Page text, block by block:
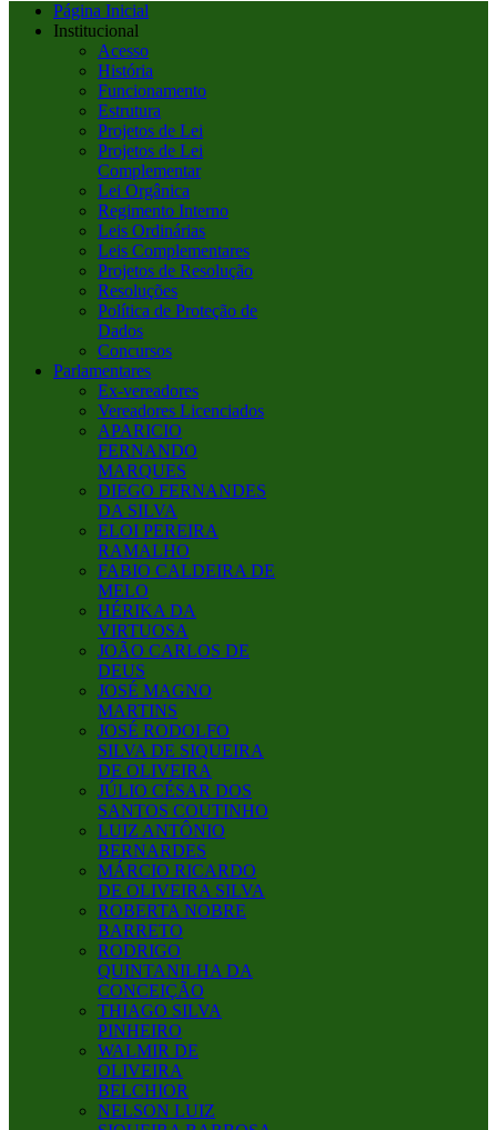
Página Inicial
Institucional
Acesso
História
Funcionamento
Estrutura
Projetos de Lei
Projetos de Lei
Complementar
Lei Orgânica
Regimento Interno
Leis Ordinárias
Leis Complementares
Projetos de Resolução
Resoluções
Política de Proteção de
Dados
Concursos
Parlamentares
Ex-vereadores
Vereadores Licenciados
APARICIO
FERNANDO
MARQUES
DIEGO FERNANDES
DA SILVA
ELOI PEREIRA
RAMALHO
FABIO CALDEIRA DE
MELO
HÉRIKA DA
VIRTUOSA
JOÃO CARLOS DE
DEUS
JOSÉ MAGNO
MARTINS
JOSÉ RODOLFO
SILVA DE SIQUEIRA
DE OLIVEIRA
JÚLIO CÉSAR DOS
SANTOS COUTINHO
LUIZ ANTÔNIO
BERNARDES
MÁRCIO RICARDO
DE OLIVEIRA SILVA
ROBERTA NOBRE
BARRETO
RODRIGO
QUINTANILHA DA
CONCEIÇÃO
THIAGO SILVA
PINHEIRO
WALMIR DE
OLIVEIRA
BELCHIOR
NELSON LUIZ